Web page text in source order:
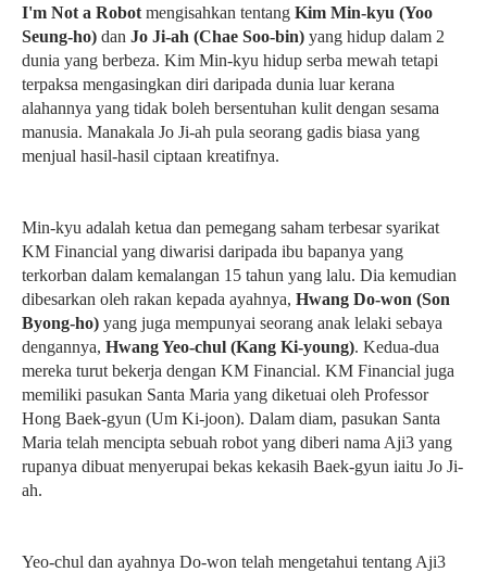
I'm Not a Robot mengisahkan tentang Kim Min-kyu (Yoo
Seung-ho) dan Jo Ji-ah (Chae Soo-bin) yang hidup dalam 2
dunia yang berbeza. Kim Min-kyu hidup serba mewah tetapi
terpaksa mengasingkan diri daripada dunia luar kerana
alahannya yang tidak boleh bersentuhan kulit dengan sesama
manusia. Manakala Jo Ji-ah pula seorang gadis biasa yang
menjual hasil-hasil ciptaan kreatifnya.
Min-kyu adalah ketua dan pemegang saham terbesar syarikat
KM Financial yang diwarisi daripada ibu bapanya yang
terkorban dalam kemalangan 15 tahun yang lalu. Dia kemudian
dibesarkan oleh rakan kepada ayahnya, Hwang Do-won (Son
Byong-ho) yang juga mempunyai seorang anak lelaki sebaya
dengannya, Hwang Yeo-chul (Kang Ki-young). Kedua-dua
mereka turut bekerja dengan KM Financial. KM Financial juga
memiliki pasukan Santa Maria yang diketuai oleh Professor
Hong Baek-gyun (Um Ki-joon). Dalam diam, pasukan Santa
Maria telah mencipta sebuah robot yang diberi nama Aji3 yang
rupanya dibuat menyerupai bekas kekasih Baek-gyun iaitu Jo Ji-
ah.
Yeo-chul dan ayahnya Do-won telah mengetahui tentang Aji3